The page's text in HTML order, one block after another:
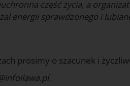
część życia, a
energii sprawdzonego i
prosimy o szacunek i